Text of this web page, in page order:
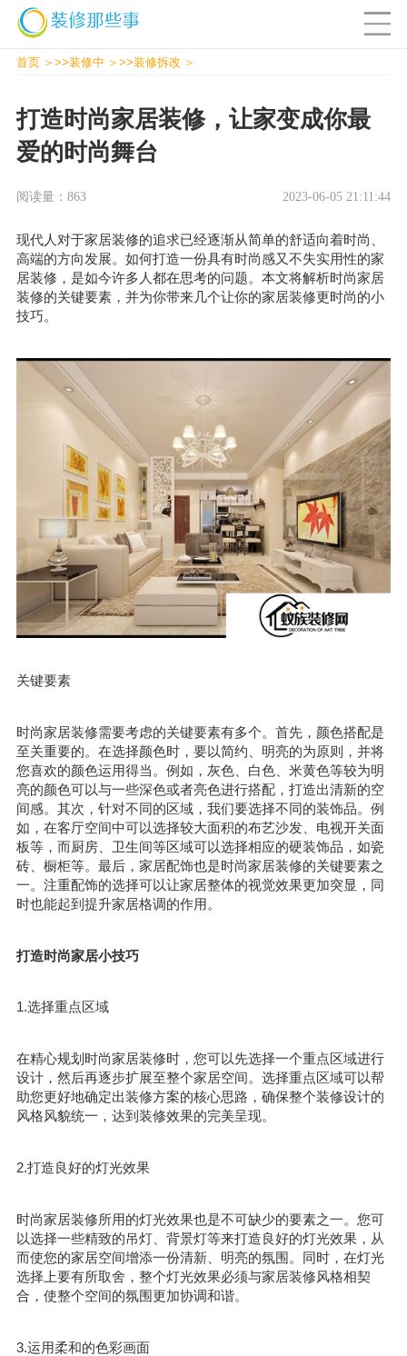
首页 >>装修中 >>装修拆改
打造时尚家居装修，让家变成你最
爱的时尚舞台
阅读量：863 2023-06-05 21:11:44
现代人对于家居装修的追求已经逐渐从简单的舒适向着时尚、
高端的方向发展。如何打造一份具有时尚感又不失实用性的家
居装修 ，是如今许多人都在思考的问题。本文将解析时尚家居
装修的关键要素，并为你带来几个让你的家居装修更时尚的小
技巧。
关键要素
时尚家居装修需要考虑的关键要素有多个。首先，颜色搭配是
至关重要的。在选择颜色时，要以简约、明亮的为原则，并将
您喜欢的颜色运用得当。例如，灰色、白色、米黄色等较为明
亮的颜色可以与一些深色或者亮色进行搭配，打造出清新的空
间感。其次，针对不同的区域，我们要选择不同的装饰品。例
如，在客厅空间中可以选择较大面积的布艺沙发、电视开关面
板等，而厨房、卫生间等区域可以选择相应的硬装饰品，如瓷
砖、橱柜等。最后，家居配饰也是时尚家居装修的关键要素之
一。注重配饰的选择可以让家居整体的视觉效果更加突显，同
时也能起到提升家居格调的作用。
打造时尚家居小技巧
1.选择重点区域
在精心规划时尚家居装修时，您可以先选择一个重点区域进行
设计，然后再逐步扩展至整个家居空间。选择重点区域可以帮
助您更好地确定出装修方案的核心思路，确保整个装修设计的
风格风貌统一，达到装修效果的完美呈现。
2.打造良好的灯光效果
时尚家居装修所用的灯光效果也是不可缺少的要素之一。您可
以选择一些精致的吊灯、背景灯等来打造良好的灯光效果，从
而使您的家居空间增添一份清新、明亮的氛围。同时，在灯光
选择上要有所取舍，整个灯光效果必须与家居装修风格相契
合，使整个空间的氛围更加协调和谐。
3.运用柔和的色彩画面